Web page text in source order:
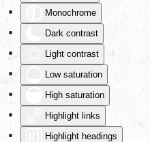
Monochrome
Dark contrast
Light contrast
Low saturation
High saturation
Highlight links
Highlight headings